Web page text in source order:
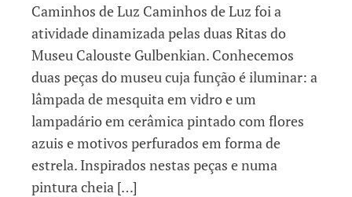
Caminhos de Luz Caminhos de Luz foi a
atividade dinamizada pelas duas Ritas do
Museu Calouste Gulbenkian. Conhecemos
duas peças do museu cuja função é iluminar: a
lâmpada de mesquita em vidro e um
lampadário em cerâmica pintado com flores
azuis e motivos perfurados em forma de
estrela. Inspirados nestas peças e numa
pintura cheia […]